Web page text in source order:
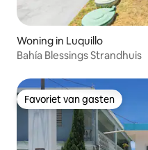
Woning in Luquillo
Bahía Blessings Strandhuis
Favoriet van gasten
Favoriet van gasten